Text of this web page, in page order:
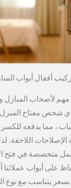
أقفال أبواب
مهم لأصحاب
شخص مفتاح المنزل
، مما يدفعه
الإصلاحات اللاحقة.
متخصصة في فتح
على أبواب
يتناسب مع نوع